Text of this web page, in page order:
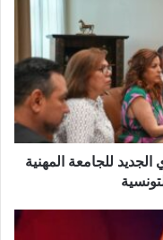
للجامعة المهنية